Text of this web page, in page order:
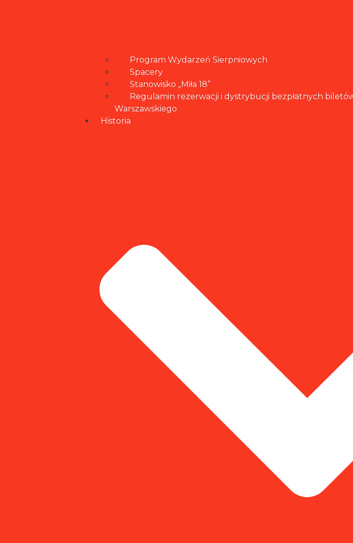
Program Wydarzeń Sierpniowych
Spacery
Stanowisko „Miła 18”
Regulamin rezerwacji i dystrybucji bezpłatnych
Warszawskiego
Historia